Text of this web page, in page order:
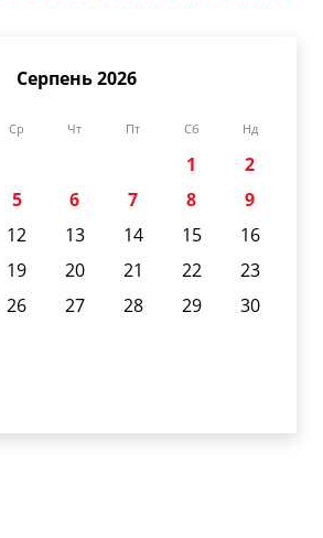
Серпень 2026
Ср Чт Пт Сб Нд
1
2
5 6 7 8
9
12 13 14 15
16
19 20 21 22
23
26 27 28 29
30